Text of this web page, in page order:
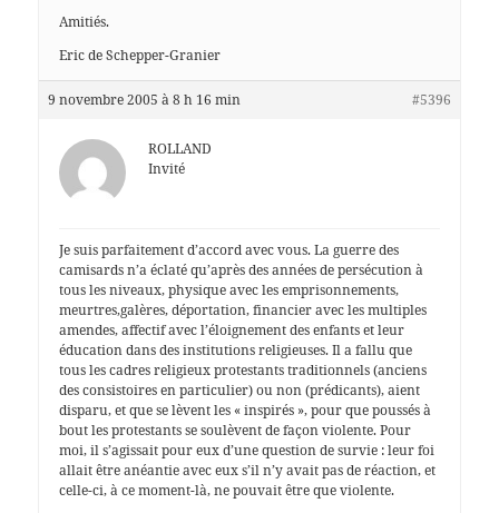
Amitiés.
Eric de Schepper-Granier
9 novembre 2005 à 8 h 16 min #5396
ROLLAND
Invité
Je suis parfaitement d’accord avec vous. La guerre des
camisards n’a éclaté qu’après des années de persécution à
tous les niveaux, physique avec les emprisonnements,
meurtres,galères, déportation, financier avec les multiples
amendes, affectif avec l’éloignement des enfants et leur
éducation dans des institutions religieuses. Il a fallu que
tous les cadres religieux protestants traditionnels (anciens
des consistoires en particulier) ou non (prédicants), aient
disparu, et que se lèvent les « inspirés », pour que poussés à
bout les protestants se soulèvent de façon violente. Pour
moi, il s’agissait pour eux d’une question de survie : leur foi
allait être anéantie avec eux s’il n’y avait pas de réaction, et
celle-ci, à ce moment-là, ne pouvait être que violente.